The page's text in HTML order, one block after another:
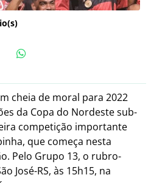
cheia de moral para 2022
da Copa do Nordeste sub-
competição importante
que começa nesta
Pelo Grupo 13, o rubro-
José-RS, às 15h15, na